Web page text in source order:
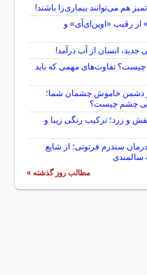
از رقیب «اوپن‌ای‌آی» و
انسان از آب درآمد!
چیست؟ تفاوت‌های مهمی که باید
دشمن خاموش چشمان شما؛
چشم چیست؟
و زرد؛ ترکیب رنگی زیبا و
سندرم فرتوتی؛ از شایع
سالمندی
مطالب روز گذشته »